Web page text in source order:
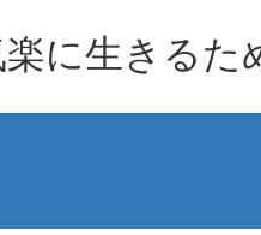
に生きるた